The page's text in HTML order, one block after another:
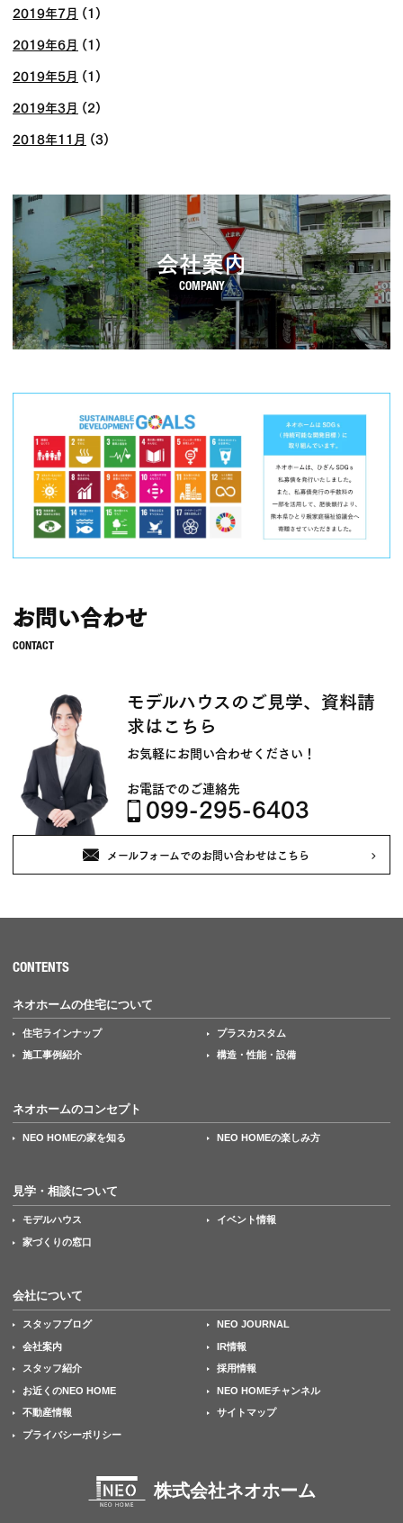
2019年7月 (1)
2019年6月 (1)
2019年5月 (1)
2019年3月 (2)
2018年11月 (3)
会社案内
お問い合わせ
モデルハウスのご見学、資料請
求はこちら
お気軽にお問い合わせください！
お電話でのご連絡先
099-295-6403
メールフォームでのお問い合わせはこちら
CONTENTS
ネオホームの住宅について
住宅ラインナップ プラスカスタム
施工事例紹介 構造・性能・設備
ネオホームのコンセプト
NEO HOMEの家を知る NEO HOMEの楽しみ方
見学・相談について
モデルハウス イベント情報
家づくりの窓口
会社について
スタッフブログ NEO JOURNAL
会社案内 IR情報
スタッフ紹介 採用情報
お近くのNEO HOME NEO HOMEチャンネル
不動産情報 サイトマップ
プライバシーポリシー
株式会社ネオホーム